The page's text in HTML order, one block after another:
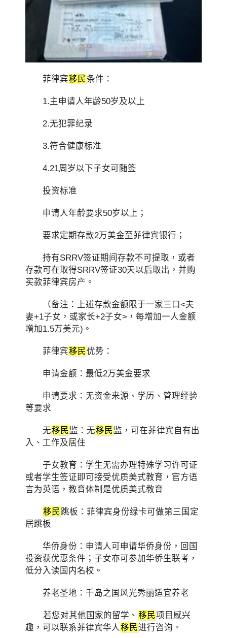
菲律宾移民条件：
1.主申请人年龄50岁及以上
2.无犯罪纪录
3.符合健康标准
4.21周岁以下子女可随签
投资标准
申请人年龄要求50岁以上；
要求定期存款2万美金至菲律宾银行；
持有SRRV签证期间存款不可提取，或者
存款可在取得SRRV签证30天以后取出，并购
买款菲律宾房产。
（备注：上述存款金额限于一家三口<夫
妻+1子女，或家长+2子女>，每增加一人金额
增加1.5万美元)。
菲律宾移民优势：
申请金额：最低2万美金要求
申请要求：无资金来源、学历、管理经验
等要求
无移民 监：无移民 监，可在菲律宾自有出
入、工作及居住
子女教育：学生无需办理特殊学习许可证
或者学生签证即可接受优质美式教育，官方语
言为英语，教育体制是优质美式教育
移民跳板：菲律宾身份绿卡可做第三国定
居跳板
华侨身份：申请人可申请华侨身份，回国
投资获优惠条件；子女亦可参加华侨生联考，
低分入读国内名校。
养老圣地：千岛之国风光秀丽适宜养老
若您对其他国家的留学、 移民项目感兴
趣，可以联系菲律宾华人 移民进行咨询。